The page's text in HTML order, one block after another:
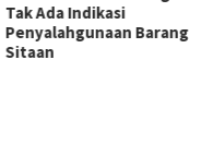
Pengobatan Gratis di Empat
Kecamatan Wujudkan
Pelayanan Kesehatan